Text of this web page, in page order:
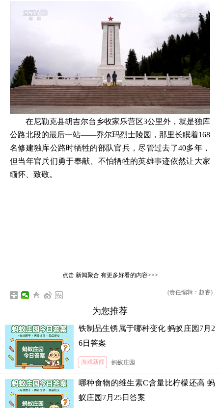
在尼勒克县胡吉尔台乡牧家乐营区3公里外，就是独库
公路北段的最后一站——乔尔玛烈士陵园，那里长眠着168
名修建独库公路时牺牲的部队官兵，尽管过去了40多年，
但当年官兵们勇于奉献、不怕牺牲的英雄事迹依然让大家
缅怀、致敬。
点击 新闻聚合有更多好看的内容>>>
(责任编辑：赵睿)
为您推荐
铁制品生锈属于哪种变化 蚂蚁庄园7月2
6日答案
游戏新闻 蚂蚁庄园
哪种食物的维生素C含量比柠檬还高 蚂
蚁庄园7月25日答案